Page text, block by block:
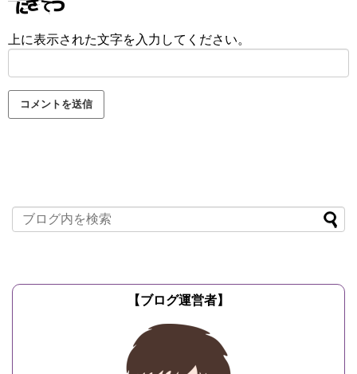
上に表示された文字を入力してください。
【ブログ運営者】